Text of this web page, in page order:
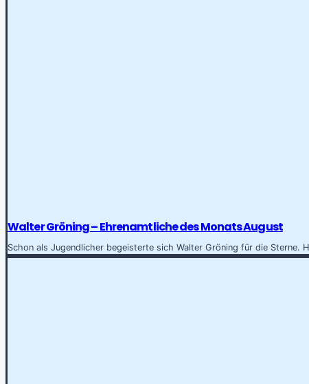
Walter Gröning – Ehrenamtliche des Monats August
Schon als Jugendlicher begeisterte sich Walter Gröning für die Sterne.